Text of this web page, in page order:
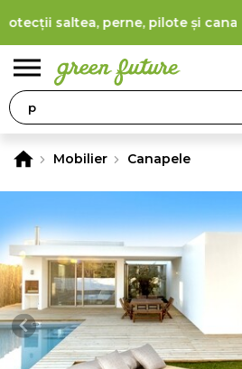
saltea, perne, pilote și canapele
Mobilier Canapele